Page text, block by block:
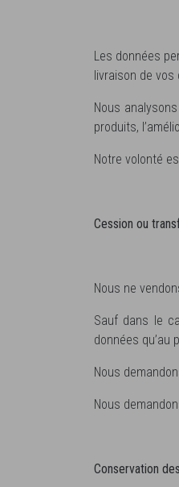
Les données
livraison de
Nous
produits,
Notre volonté
Cession ou
Nous ne
Sauf dans le
données qu’au
Nous
Nous
Conservation